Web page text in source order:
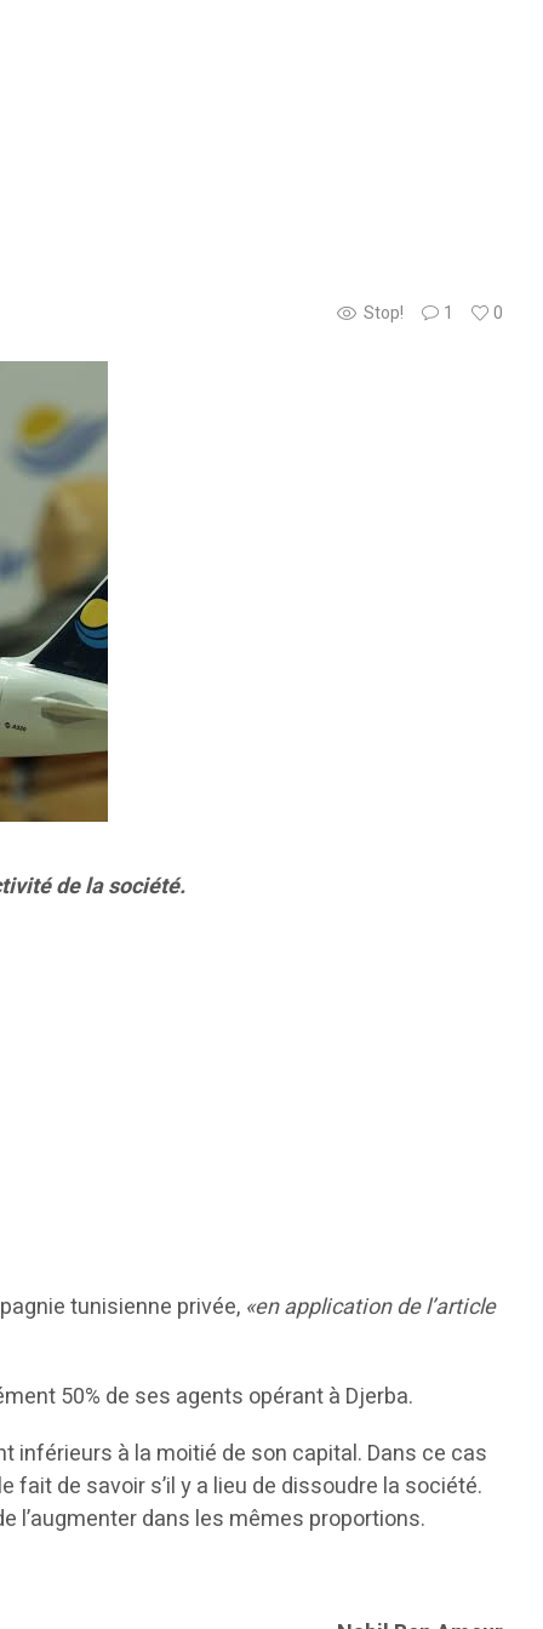
Stop! 1 0
de la société.
tunisienne privée, «en application de l’article
50% de ses agents opérant à Djerba.
inférieurs à la moitié de son capital. Dans ce cas
de savoir s’il y a lieu de dissoudre la société.
l’augmenter dans les mêmes proportions.